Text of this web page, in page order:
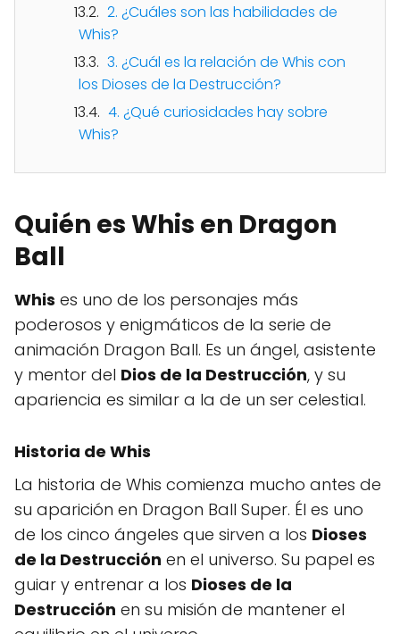
2. ¿Cuáles son las habilidades de
Whis?
3. ¿Cuál es la relación de Whis con
los Dioses de la Destrucción?
4. ¿Qué curiosidades hay sobre
Whis?
Quién es Whis en Dragon
Ball
Whis es uno de los personajes más
poderosos y enigmáticos de la serie de
animación Dragon Ball. Es un ángel, asistente
y mentor del Dios de la Destrucción, y su
apariencia es similar a la de un ser celestial.
Historia de Whis
La historia de Whis comienza mucho antes de
su aparición en Dragon Ball Super. Él es uno
de los cinco ángeles que sirven a los Dioses
de la Destrucción en el universo. Su papel es
guiar y entrenar a los Dioses de la
Destrucción en su misión de mantener el